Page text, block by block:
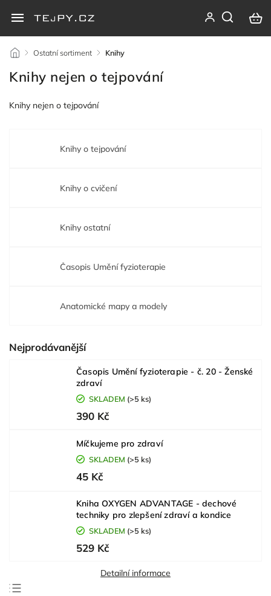
/ Ostatní sortiment / Knihy
Knihy nejen o tejpování
Knihy nejen o tejpování
Knihy o tejpování
Knihy o cvičení
Knihy ostatní
Časopis Umění fyzioterapie
Anatomické mapy a modely
Nejprodávanější
Časopis Umění fyzioterapie - č. 20 - Ženské
zdraví
SKLADEM (>5 ks)
390 Kč
Míčkujeme pro zdraví
SKLADEM (>5 ks)
45 Kč
Kniha OXYGEN ADVANTAGE - dechové
techniky pro zlepšení zdraví a kondice
SKLADEM (>5 ks)
529 Kč
Detailní informace